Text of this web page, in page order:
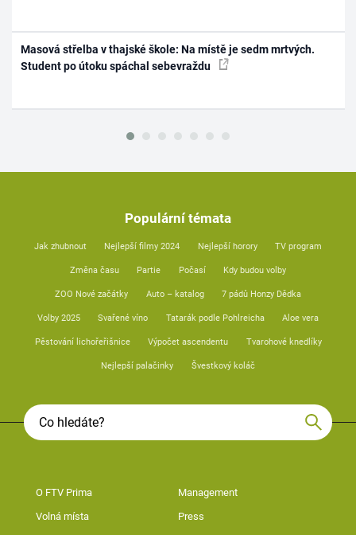
Masová střelba v thajské škole: Na místě je sedm mrtvých.
Student po útoku spáchal sebevraždu
Populární témata
Jak zhubnout Nejlepší filmy 2024 Nejlepší horory TV program
Změna času Partie Počasí Kdy budou volby
ZOO Nové začátky Auto – katalog 7 pádů Honzy Dědka
Volby 2025 Svařené víno Tatarák podle Pohlreicha Aloe vera
Pěstování lichořeřišnice Výpočet ascendentu Tvarohové knedlíky
Nejlepší palačinky Švestkový koláč
O FTV Prima Management
Volná místa Press